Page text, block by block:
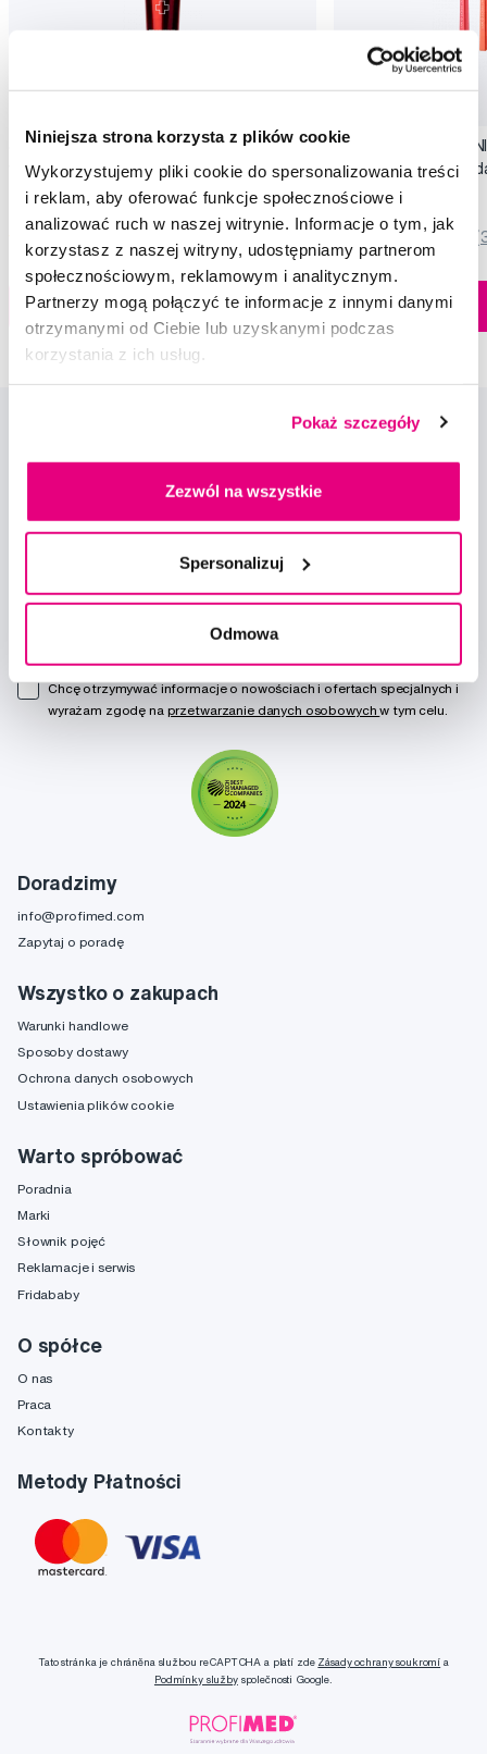
Niniejsza strona korzysta z plików cookie
Wykorzystujemy pliki cookie do spersonalizowania treści
i reklam, aby oferować funkcje społecznościowe i
analizować ruch w naszej witrynie. Informacje o tym, jak
korzystasz z naszej witryny, udostępniamy partnerom
społecznościowym, reklamowym i analitycznym.
Partnerzy mogą połączyć te informacje z innymi danymi
otrzymanymi od Ciebie lub uzyskanymi podczas
korzystania z ich usług.
Pokaż szczegóły
Zezwól na wszystkie
Spersonalizuj
Odmowa
SWISSDENT EXTREME intensywna pasta
wybielająca, 100 ml
79,90 Zł
Do koszyka
Dostępny > 5 szt
Natychmiast w
1 sklepie
SWISSDENT
zębów Soft (2+1 za
44,90 Zł
5,0
Do koszyka
Doradzimy
info@profimed.com
Zapytaj o poradę
Wszystko o zakupach
Warunki handlowe
Sposoby dostawy
Ochrona danych osobowych
Ustawienia plików cookie
Warto spróbować
Poradnia
Marki
Słownik pojęć
Reklamacje i serwis
Fridababy
O spółce
O nas
Praca
Kontakty
Metody Płatności
Chcę otrzymywać informacje o nowościach i ofertach specjalnych i
wyrażam zgodę na przetwarzanie danych osobowychw tym celu.
Tato stránka je chráněna službou reCAPTCHA a platí zde Zásady ochrany soukromí a
Podmínky službyspolečnosti Google.